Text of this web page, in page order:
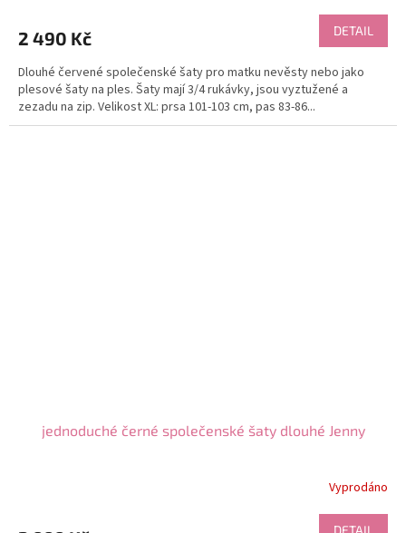
2 490 Kč DETAIL
Dlouhé červené společenské šaty pro matku nevěsty nebo jako
plesové šaty na ples. Šaty mají 3/4 rukávky, jsou vyztužené a
zezadu na zip. Velikost XL: prsa 101-103 cm, pas 83-86...
jednoduché černé společenské šaty dlouhé Jenny
Vyprodáno